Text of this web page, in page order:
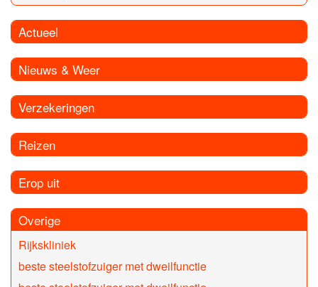
Actueel
Nieuws & Weer
Verzekeringen
Reizen
Erop uit
Overige
Rijkskliniek
beste steelstofzuiger met dweilfunctie